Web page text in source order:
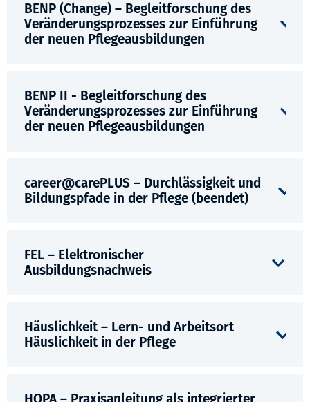
BENP (Change) – Begleitforschung des
Veränderungsprozesses zur Einführung
der neuen Pflegeausbildungen
BENP II - Begleitforschung des
Veränderungsprozesses zur Einführung
der neuen Pflegeausbildungen
career@carePLUS – Durchlässigkeit und
Bildungspfade in der Pflege (beendet)
FEL – Elektronischer
Ausbildungsnachweis
Häuslichkeit – Lern- und Arbeitsort
Häuslichkeit in der Pflege